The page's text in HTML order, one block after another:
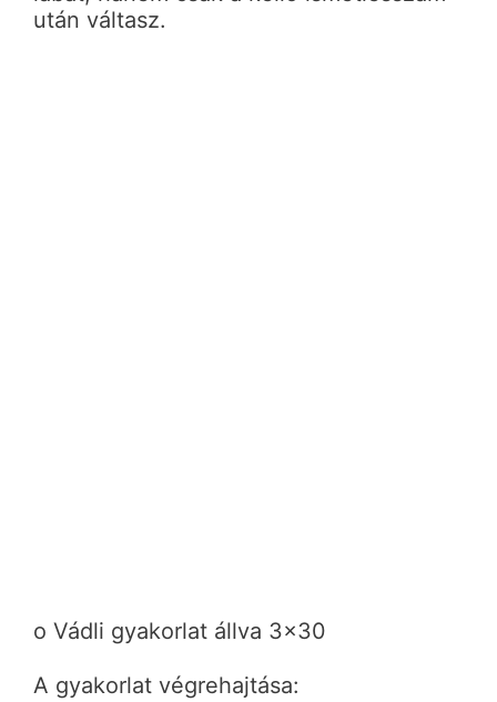
után váltasz.
o Vádli gyakorlat állva 3×30
A gyakorlat végrehajtása: